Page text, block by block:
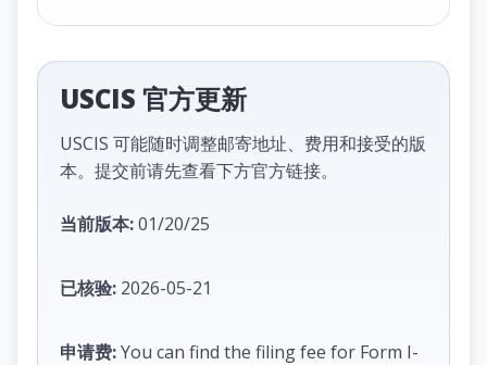
USCIS 官方更新
USCIS 可能随时调整邮寄地址、费用和接受的版
本。提交前请先查看下方官方链接。
当前版本:01/20/25
已核验: 2026-05-21
申请费:You can find the filing fee for Form I-